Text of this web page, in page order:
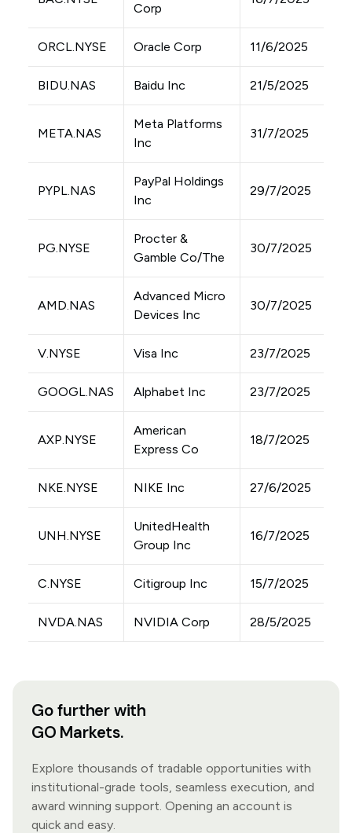
Corp
ORCL.NYSE Oracle Corp 11/6/2025
BIDU.NAS Baidu Inc 21/5/2025
META.NAS
Meta Platforms
Inc
31/7/2025
PYPL.NAS
PayPal Holdings
Inc
29/7/2025
PG.NYSE
Procter &
Gamble Co/The
30/7/2025
AMD.NAS
Advanced Micro
Devices Inc
30/7/2025
V.NYSE Visa Inc 23/7/2025
GOOGL.NAS Alphabet Inc 23/7/2025
AXP.NYSE
American
Express Co
18/7/2025
NKE.NYSE NIKE Inc 27/6/2025
UNH.NYSE
UnitedHealth
Group Inc
16/7/2025
C.NYSE Citigroup Inc 15/7/2025
NVDA.NAS NVIDIA Corp 28/5/2025
Go further with
GO Markets.
Explore thousands of tradable opportunities with
institutional-grade tools, seamless execution, and
award winning support. Opening an account is
quick and easy.